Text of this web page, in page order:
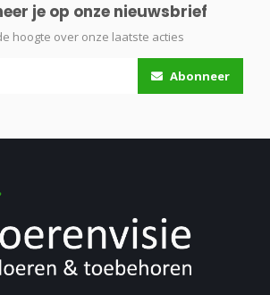
je op onze nieuwsbrief
hoogte over onze laatste acties
Abonneer